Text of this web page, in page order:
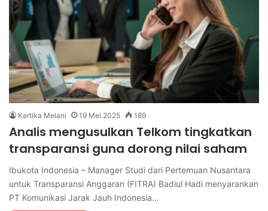
Kartika Melani 19 Mei 2025 189
Analis mengusulkan Telkom tingkatkan
transparansi guna dorong nilai saham
Ibukota Indonesia – Manager Studi dari Pertemuan Nusantara
untuk Transparansi Anggaran (FITRA) Badiul Hadi menyarankan
PT Komunikasi Jarak Jauh Indonesia…